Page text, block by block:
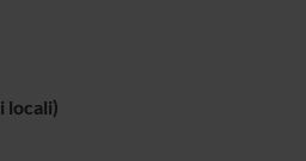
locali)